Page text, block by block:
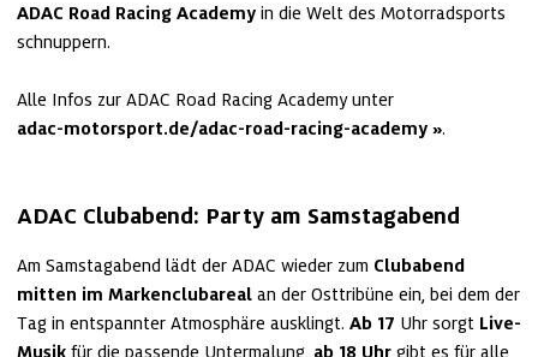
ADAC Road Racing Academy in die Welt des Motorradsports
schnuppern.
Alle Infos zur ADAC Road Racing Academy unter
adac-motorsport.de/adac-road-racing-academy
.
ADAC Clubabend: Party am Samstagabend
Am Samstagabend lädt der ADAC wieder zum Clubabend
mitten im Markenclubareal an der Osttribüne ein, bei dem der
Tag in entspannter Atmosphäre ausklingt. Ab 17 Uhr sorgt Live-
Musik für die passende Untermalung, ab 18 Uhr gibt es für alle